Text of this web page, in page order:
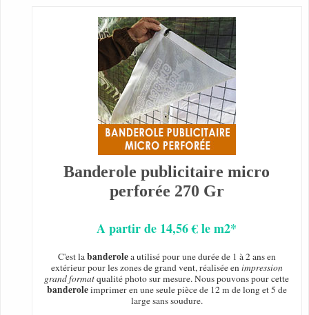
Banderole publicitaire micro
perforée 270 Gr
A partir de 14,56 € le m2*
C'est labanderolea utilisé pour une durée de 1 à 2 ans en
extérieur pour les zones de grand vent, réalisée enimpression
grand formatqualité photo sur mesure. Nous pouvons pour cette
banderoleimprimer en une seule pièce de 12 m de long et 5 de
large sans soudure.